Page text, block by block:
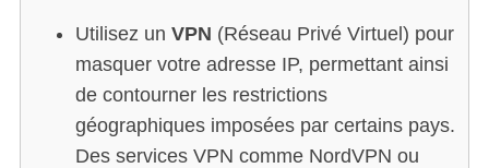
Utilisez un VPN (Réseau Privé Virtuel) pour
masquer votre adresse IP, permettant ainsi
de contourner les restrictions
géographiques imposées par certains pays.
Des services VPN comme NordVPN ou